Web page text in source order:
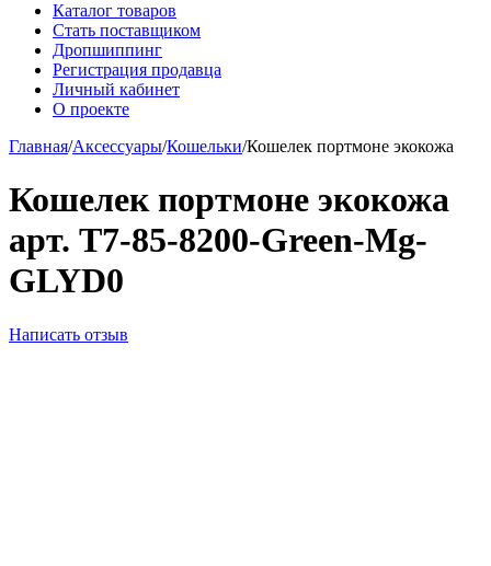
Каталог товаров
Стать поставщиком
Дропшиппинг
Регистрация продавца
Личный кабинет
О проекте
Главная/Аксессуары/Кошельки/Кошелек портмоне экокожа
Кошелек портмоне экокожа
арт. T7-85-8200-Green-Mg-
GLYD0
Написать отзыв